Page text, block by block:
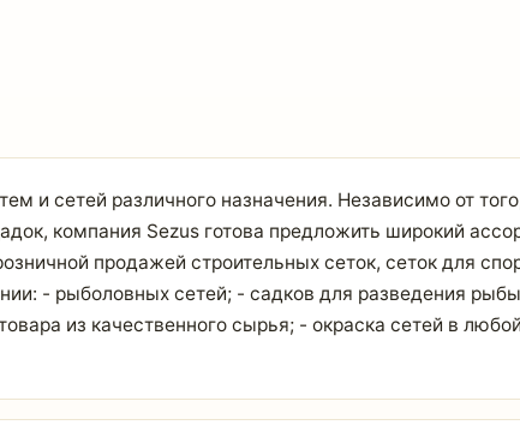
и сетей различного назначения. Независимо от
компания Sezus готова предложить широкий
продажей строительных сеток, сеток для
- рыболовных сетей; - садков для разведения
из качественного сырья; - окраска сетей в